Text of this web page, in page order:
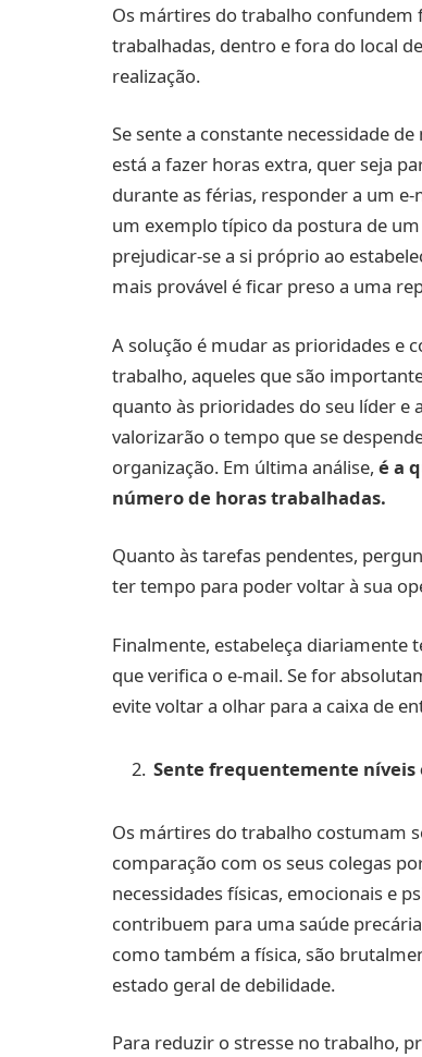
Os mártires do trabalho
trabalhadas, dentro e fora do local
realização.
Se sente a constante necessidade
está a fazer horas extra, quer seja
durante as férias, responder a um
um exemplo típico da postura de
prejudicar-se a si próprio ao
mais provável é ficar preso a uma
A solução é mudar as prioridades e
trabalho, aqueles que são
quanto às prioridades do seu líder e
valorizarão o tempo que se
organização. Em última análise, é a
número de horas trabalhadas.
Quanto às tarefas pendentes,
ter tempo para poder voltar à sua
Finalmente, estabeleça diariamente
que verifica o e-mail. Se for
evite voltar a olhar para a caixa de
Sente frequentemente níveis
Os mártires do trabalho costumam
comparação com os seus colegas
necessidades físicas, emocionais e
contribuem para uma saúde
como também a física, são
estado geral de debilidade.
Para reduzir o stresse no trabalho,